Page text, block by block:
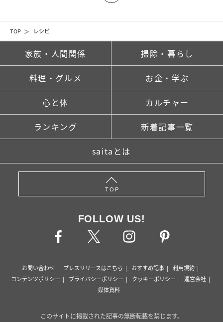
TOP レシピ
家族・人間関係 掃除・暮らし
料理・グルメ お金・学ぶ
心と体 カルチャー
ランキング 新着記事一覧
saitaとは
TOP
FOLLOW US!
お問い合わせ プレスリリースはこちら おすすめ記事
利用規約
コンテンツポリシー
プライバシーポリシー クッキーポリシー
運営会社
媒体資料
このサイトに掲載された記事の無断転載を禁じます。